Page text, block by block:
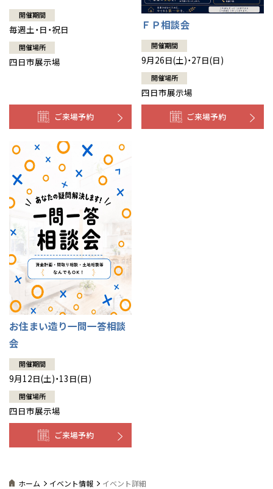
開催期間
毎週土・日・祝日
開催場所
四日市展示場
ご来場予約
ＦＰ相談会
開催期間
9月26日(土)・27日(日)
開催場所
四日市展示場
ご来場予約
お住まい造り一問一答相談
会
開催期間
9月12日(土)・13日(日)
開催場所
四日市展示場
ご来場予約
ホーム イベント情報 イベント詳細